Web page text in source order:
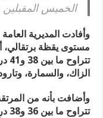
الخميس المقبلين
وأفادت المديرية
مستوى يقظة برتقالي،
الزاك، والسمارة،
وأضافت بأنه من